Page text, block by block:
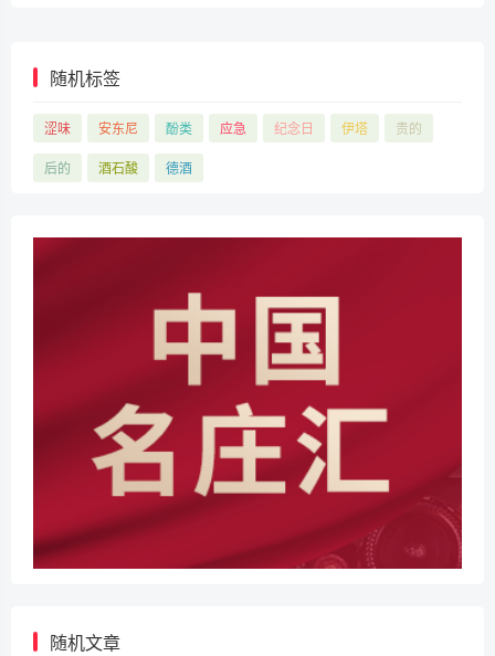
随机标签
涩味 安东尼 酚类 应急 纪念日 伊塔 贵的
后的 酒石酸 德酒
随机文章